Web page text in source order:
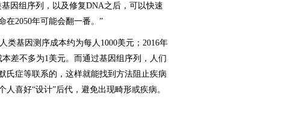
因组序列，以及修复DNA之后，可以快速
在2050年可能会翻一番。”
基因测序成本约为每人1000美元；2016年
差不多为1美元。而通过基因组序列，人们
氏症等联系的，这样就能找到方法阻止疾病
喜好“设计”后代，避免出现畸形或疾病。